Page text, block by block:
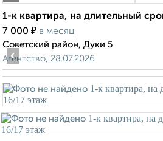
1-к квартира, на длительный
7 000 ₽ в месяц
Советский район, Дуки 5
Агентство, 28.07.2026
‹